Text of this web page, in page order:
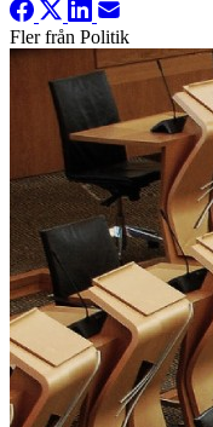
Fler från Politik